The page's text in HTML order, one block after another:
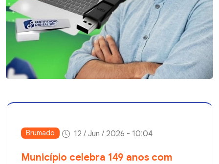
Brumado 12 / Jun / 2026 - 10:04
Município celebra 149 anos com